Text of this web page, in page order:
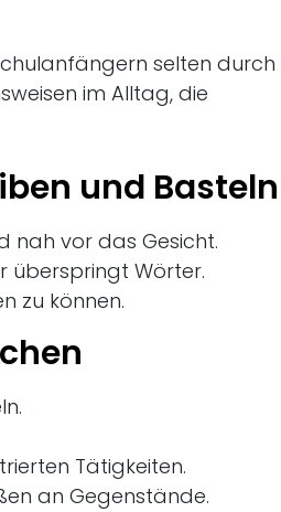
selten durch
im Alltag, die
und Basteln
nah vor das Gesicht.
überspringt Wörter.
zu können.
Tätigkeiten.
an Gegenstände.